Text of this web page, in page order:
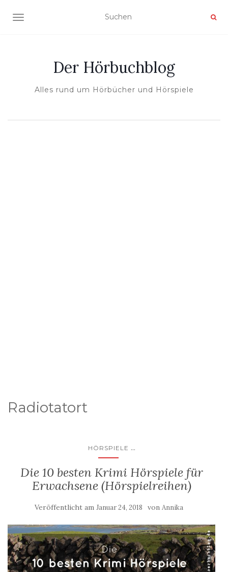
NAVIGATION UMSCHALTEN
Der Hörbuchblog
Alles rund um Hörbücher und Hörspiele
Radiotatort
HÖRSPIELE ...
Die 10 besten Krimi Hörspiele für
Erwachsene (Hörspielreihen)
Veröffentlicht am Januar 24, 2018 von Annika